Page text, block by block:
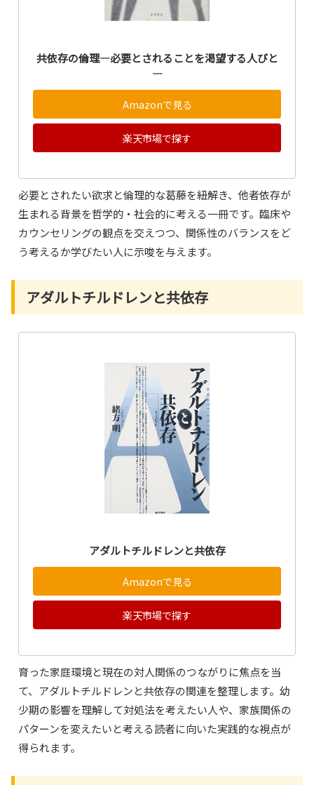
共依存の倫理―必要とされることを渇望する人びと
―
Amazonで見る
楽天市場で探す
必要とされたい欲求と倫理的な葛藤を紐解き、他者依存が
生まれる背景を哲学的・社会的に考える一冊です。臨床や
カウンセリングの観点を交えつつ、関係性のバランスをど
う考えるか学びたい人に示唆を与えます。
アダルトチルドレンと共依存
アダルトチルドレンと共依存
Amazonで見る
楽天市場で探す
育った家庭環境と現在の対人関係のつながりに焦点を当
て、アダルトチルドレンと共依存の関連を整理します。幼
少期の影響を理解して対処法を考えたい人や、家族関係の
パターンを変えたいと考える読者に向いた実践的な視点が
得られます。